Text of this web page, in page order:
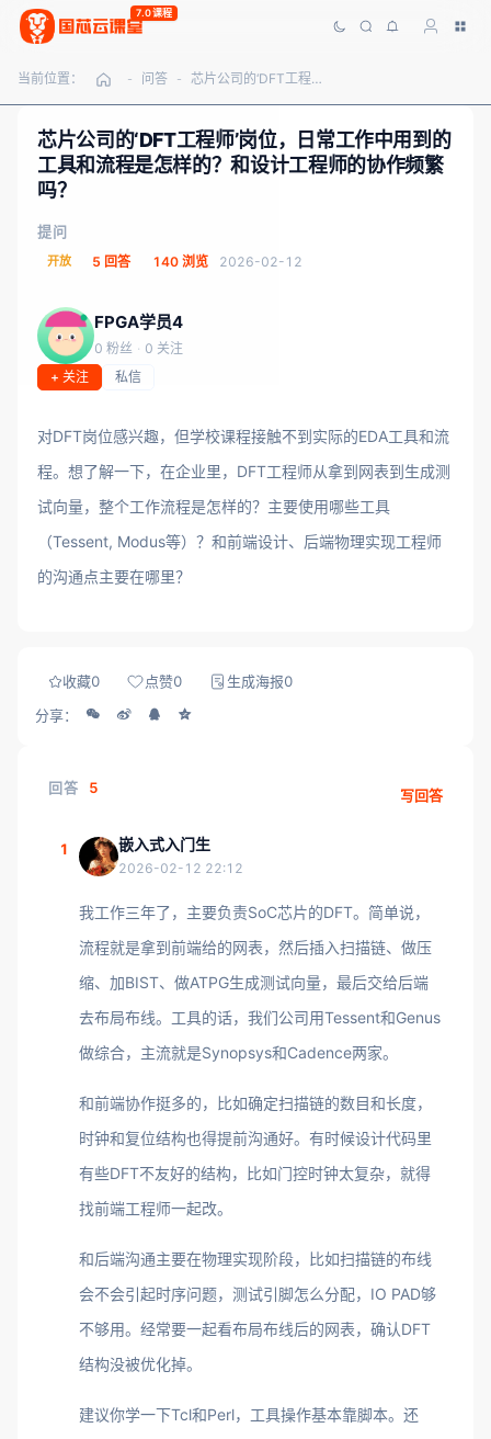
7.0课程
当前位置： - 问答 - 芯片公司的‘DFT工程师’岗位，日常工作中用到的工具和流程是怎样的？和设计工程师的协作频繁吗？
芯片公司的‘DFT工程师’岗位，日常工作中用到的
工具和流程是怎样的？和设计工程师的协作频繁
吗？
提问
开放 5 回答 140 浏览 2026-02-12
FPGA学员4
0 粉丝 · 0 关注
+ 关注
私信
对DFT岗位感兴趣，但学校课程接触不到实际的EDA工具和流
程。想了解一下，在企业里，DFT工程师从拿到网表到生成测
试向量，整个工作流程是怎样的？主要使用哪些工具
（Tessent, Modus等）？和前端设计、后端物理实现工程师
的沟通点主要在哪里？
收藏0 点赞0 生成海报0
分享：
回答 5 写回答
1 嵌入式入门生
2026-02-12 22:12
我工作三年了，主要负责SoC芯片的DFT。简单说，
流程就是拿到前端给的网表，然后插入扫描链、做压
缩、加BIST、做ATPG生成测试向量，最后交给后端
去布局布线。工具的话，我们公司用Tessent和Genus
做综合，主流就是Synopsys和Cadence两家。
和前端协作挺多的，比如确定扫描链的数目和长度，
时钟和复位结构也得提前沟通好。有时候设计代码里
有些DFT不友好的结构，比如门控时钟太复杂，就得
找前端工程师一起改。
和后端沟通主要在物理实现阶段，比如扫描链的布线
会不会引起时序问题，测试引脚怎么分配，IO PAD够
不够用。经常要一起看布局布线后的网表，确认DFT
结构没被优化掉。
建议你学一下Tcl和Perl，工具操作基本靠脚本。还